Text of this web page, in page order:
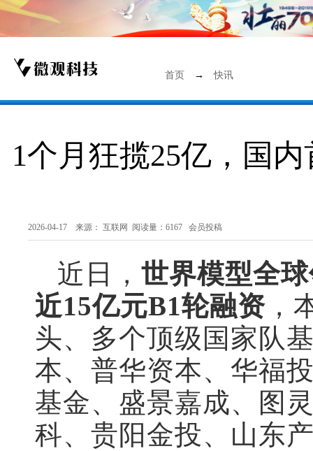
首页 → 快讯
1个月狂揽25亿，国
2026-04-17 来源： 互联网 阅读量：6167 会员投稿
近日， 世界模型全
近15亿元B1轮融资 ，
头、多个顶级国家队
本、普华资本、华福
基金、盛景嘉成、图
科、贵阳金投、山东